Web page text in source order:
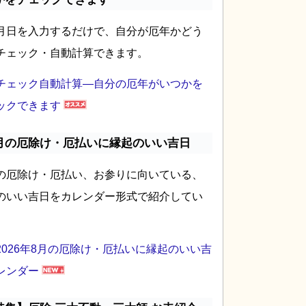
日を入力するだけで、自分が厄年かどう
ェック・自動計算できます。
ェック自動計算―自分の厄年がいつかを
クできます
の厄除け・厄払いに縁起のいい吉日
厄除け・厄払い、お参りに向いている、
いい吉日をカレンダー形式で紹介してい
年8月の厄除け・厄払いに縁起のいい吉
ンダー